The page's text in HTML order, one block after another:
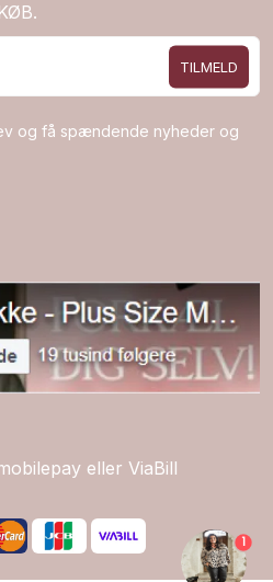
TILMELD
og få spændende nyheder og
eller ViaBill
1